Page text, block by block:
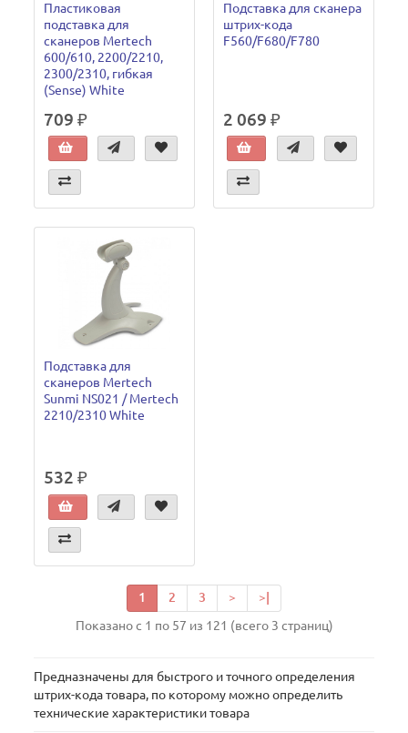
Пластиковая
подставка для
сканеров Mertech
600/610, 2200/2210,
2300/2310, гибкая
(Sense) White
709 ₽
Подставка для сканера
штрих-кода
F560/F680/F780
2 069 ₽
Подставка для
сканеров Mertech
Sunmi NS021 / Mertech
2210/2310 White
532 ₽
1 2 3 >
>|
Показано с 1 по 57 из 121 (всего 3 страниц)
Предназначены для быстрого и точного определения
штрих-кода товара, по которому можно определить
технические характеристики товара